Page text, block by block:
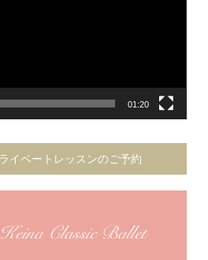
01:20
イベートレッスンのご予約